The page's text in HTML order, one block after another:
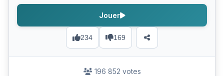
234 169
Jouer
196 852 votes